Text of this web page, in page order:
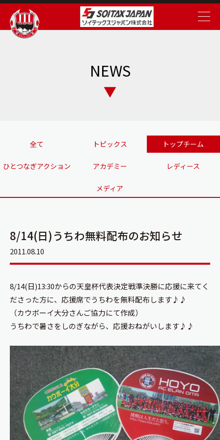
NEWS
全て トピックス トップチーム
ひとつなぎアクション アカデミー レディース
メディア
8/14(日)うちわ無料配布のお知らせ
2011.08.10
8/14(日)13:30からの天皇杯代表決定戦準決勝に応援に来てく
ださった方に、応援席でうちわを無料配布します♪♪
（カウボーイ大分さんご協力にて作成）
うちわで暑さをしのぎながら、応援おねがいします♪♪